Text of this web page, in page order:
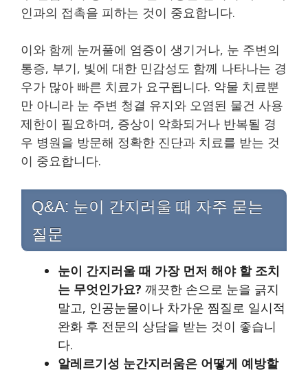
인과의 접촉을 피하는 것이 중요합니다.
이와 함께 눈꺼풀에 염증이 생기거나, 눈 주변의
통증, 부기, 빛에 대한 민감성도 함께 나타나는 경
우가 많아 빠른 치료가 요구됩니다. 약물 치료뿐
만 아니라 눈 주변 청결 유지와 오염된 물건 사용
제한이 필요하며, 증상이 악화되거나 반복될 경
우 병원을 방문해 정확한 진단과 치료를 받는 것
이 중요합니다.
Q&A: 눈이 간지러울 때 자주 묻는
질문
눈이 간지러울 때 가장 먼저 해야 할 조치
는 무엇인가요? 깨끗한 손으로 눈을 긁지
말고, 인공눈물이나 차가운 찜질로 일시적
완화 후 전문의 상담을 받는 것이 좋습니
다.
알레르기성 눈간지러움은 어떻게 예방할